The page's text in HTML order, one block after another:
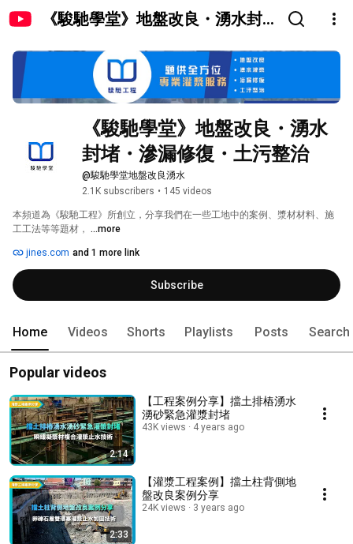
《駿馳學堂》地盤改良・湧水封
《駿馳學堂》地盤改良・湧水
封堵・滲漏修復・土污整治
@駿馳學堂地盤改良湧水
2.1K subscribers • 145 videos
本頻道為《駿馳工程》所創立，分享我們在一些工地中的案例、漿材材料、施
工工法等等題材， ...more
jines.com and 1 more link
Subscribe
Home Videos Shorts Playlists Posts Search
Popular videos
2:14
【工程案例分享】擋土排樁湧水
湧砂緊急灌漿封堵
43K views 4 years ago
2:33
【灌漿工程案例】擋土柱背側地
盤改良案例分享
24K views 3 years ago